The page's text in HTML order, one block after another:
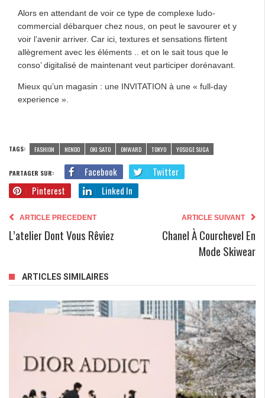
Alors en attendant de voir ce type de complexe ludo-
commercial débarquer chez nous, on peut le savourer et y
voir l’avenir arriver. Car ici, textures et sensations flirtent
allègrement avec les éléments .. et on le sait tous que le
conso’ digitalisé de maintenant veut participer dorénavant.
Mieux qu’un magasin : une INVITATION à une « full-day
experience ».
TAGS: FASHION NENDO OKI SATO ONWARD TOKYO YOSUGE SUGA
PARTAGER SUR: Facebook
Twitter
Pinterest
Linked In
ARTICLE PRECEDENT
L’atelier Dont Vous Rêviez
ARTICLE SUIVANT
Chanel À Courchevel En
Mode Skiwear
ARTICLES SIMILAIRES